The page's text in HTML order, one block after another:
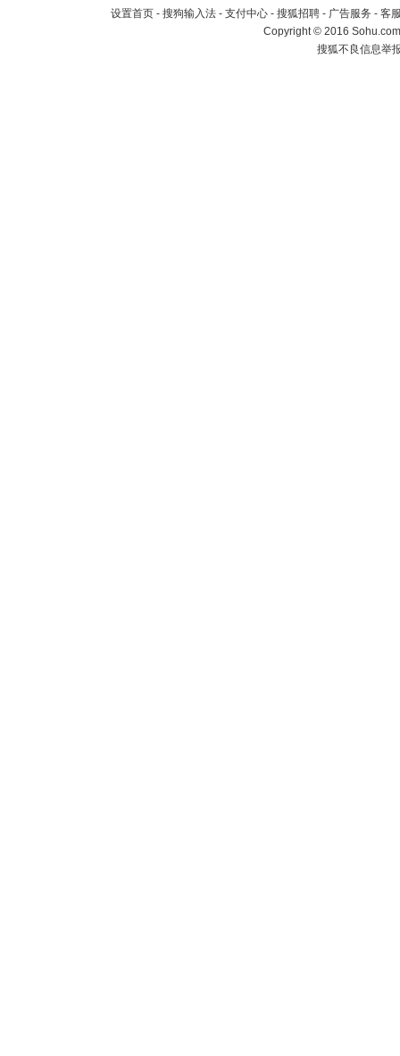
设置首页 - 搜狗输入法 - 支付中心 - 搜狐招聘 - 广告服务 - 客
Copyright©2016
搜狐不良信息举